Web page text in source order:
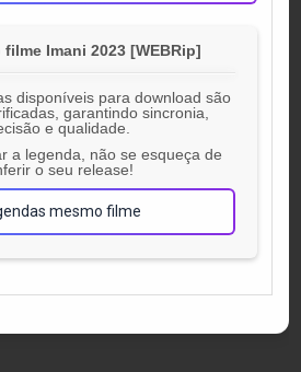
Imani 2023 [WEBRip]
disponíveis para download são
garantindo sincronia,
e qualidade.
a legenda, não se esqueça de
o seu release!
mesmo filme